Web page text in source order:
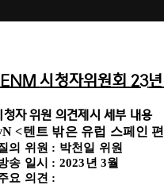
시청자위원회 23년
청자 위원 의견제시 세부 내용
<텐트 밖은 유럽 스페인 편
의 위원 : 박천일 위원
송 일시 : 2023년3월
요 의견 :